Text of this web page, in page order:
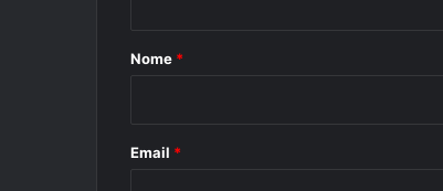
r
*
Nome *
Email *